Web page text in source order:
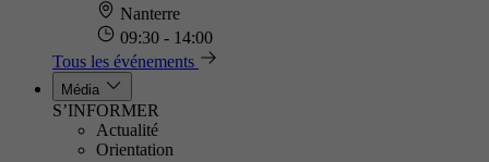
Nanterre
09:30 - 14:00
Tous les événements
Média
S’INFORMER
Actualité
Orientation